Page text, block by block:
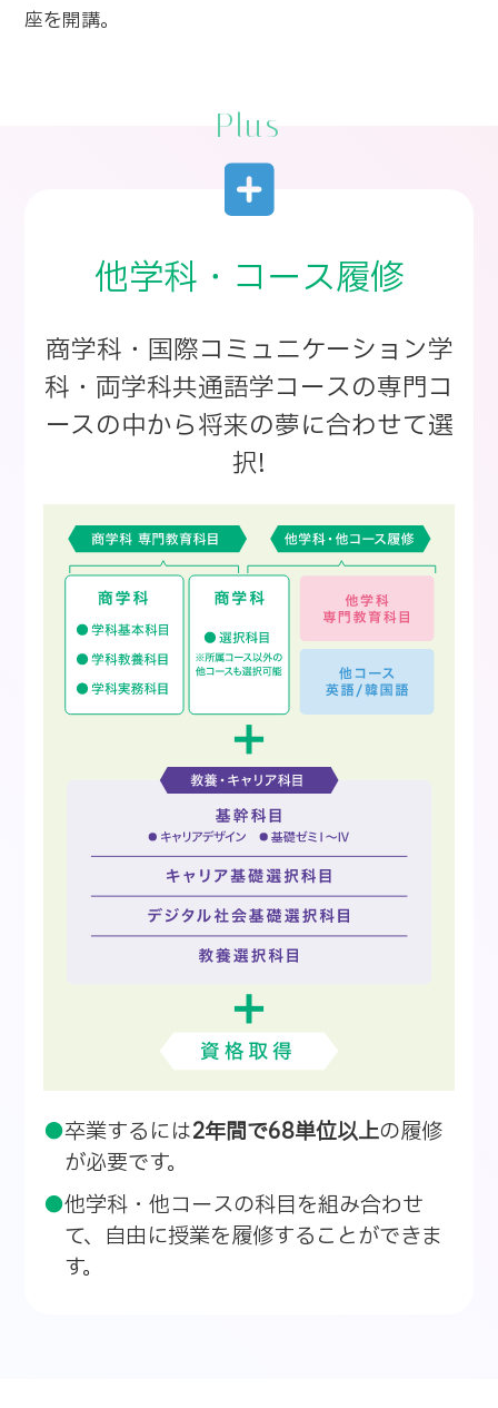
座を開講。
Plus
他学科・コース履修
商学科・国際コミュニケーション学
科・両学科共通語学コースの専門コ
ースの中から将来の夢に合わせて選
択!
卒業するには2年間で68単位以上の履修
が必要です。
他学科・他コースの科目を組み合わせ
て、自由に授業を履修することができま
す。